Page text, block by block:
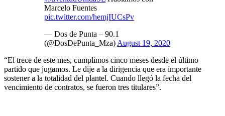
Marcelo Fuentes
pic.twitter.com/hemjIUCsPv
— Dos de Punta – 90.1
(@DosDePunta_Mza) August 19, 2020
“El trece de este mes, cumplimos cinco meses desde el último
partido que jugamos. Le dije a la dirigencia que era importante
sostener a la totalidad del plantel. Cuando llegó la fecha del
vencimiento de contratos, se fueron tres titulares”.